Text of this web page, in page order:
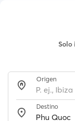
Solo
Origen
Destino